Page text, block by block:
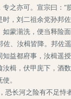
之亦可。宣宗曰：“
刘二祖余党孙邦
蒙湔洗，便当释险
佐、汝楫皆降。邦
益都府事，汝楫遥
楫，伏甲庑下，酒
。
长河之险有不足恃